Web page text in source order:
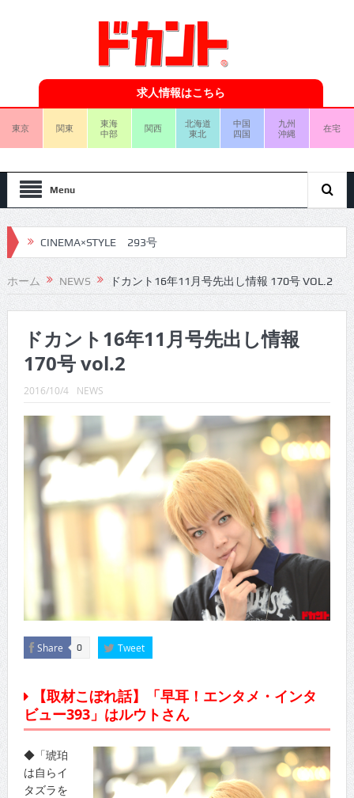
求人情報はこちら
東京 関東
東海
中部
関西
北海道
東北
中国
四国
九州
沖縄
在宅
Menu
CINEMA×STYLE 293号
CINEMA×STYLE 292号
CINEMA×STYLE 291号
CINEMA×STYLE 290号
CINEMA×STYLE 289号
CINEMA×STYLE 288号
CINEMA×STYLE 286号
CINEMA×STYLE 285号
CINEMA×STYLE 294号
ホーム NEWS ドカント16年11月号先出し情報 170号 VOL.2
ドカント16年11月号先出し情報
170号 vol.2
2016/10/4 NEWS
Share 0 Tweet
【取材こぼれ話】「早耳！エンタメ・インタ
ビュー393」はルウトさん
◆「琥珀
は自らイ
タズラを